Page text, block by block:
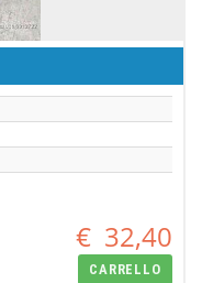
€ 32,40
CARRELLO